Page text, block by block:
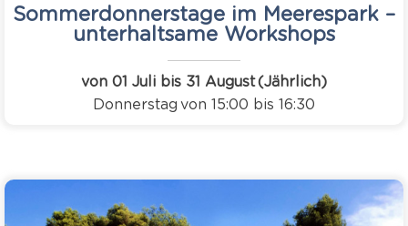
Sommerdonnerstage im Meerespark –
unterhaltsame Workshops
von 01 Juli bis 31 August(Jährlich)
Donnerstag von 15:00 bis 16:30